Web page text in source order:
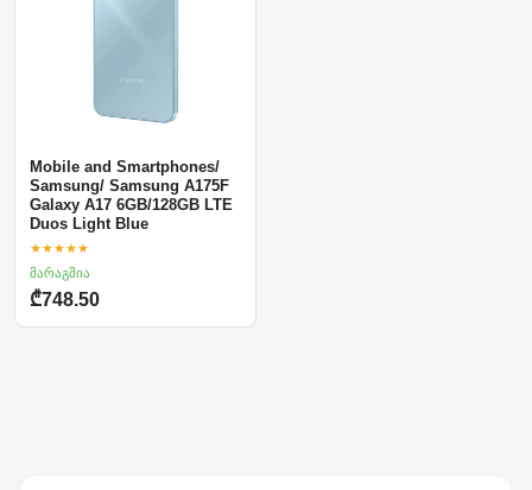
Mobile and Smartphones/
Samsung/ Samsung A175F
Galaxy A17 6GB/128GB LTE
Duos Light Blue
★★★★★
მარაგშია
₾748.50